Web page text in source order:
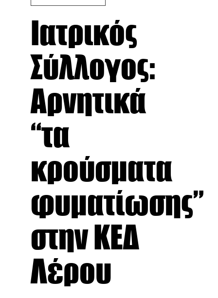
Ιατρικός
Σύλλογος:
Αρνητικά
“τα
κρούσματα
φυματίωσης”
στην ΚΕΔ
Λέρου